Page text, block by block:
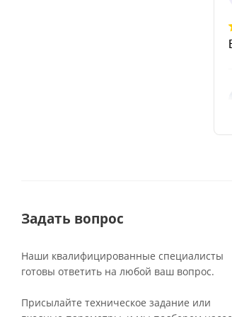
Задать вопрос
Наши квалифицированные специалисты
готовы ответить на любой ваш вопрос.
Присылайте техническое задание или